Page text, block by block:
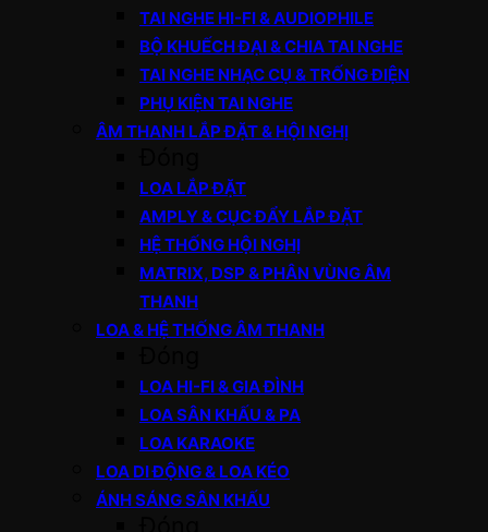
TAI NGHE HI-FI & AUDIOPHILE
BỘ KHUẾCH ĐẠI & CHIA TAI NGHE
TAI NGHE NHẠC CỤ & TRỐNG ĐIỆN
PHỤ KIỆN TAI NGHE
ÂM THANH LẮP ĐẶT & HỘI NGHỊ
LOA LẮP ĐẶT
AMPLY & CỤC ĐẨY LẮP ĐẶT
HỆ THỐNG HỘI NGHỊ
MATRIX, DSP & PHÂN VÙNG ÂM
THANH
LOA & HỆ THỐNG ÂM THANH
LOA HI-FI & GIA ĐÌNH
LOA SÂN KHẤU & PA
LOA KARAOKE
LOA DI ĐỘNG & LOA KÉO
ÁNH SÁNG SÂN KHẤU